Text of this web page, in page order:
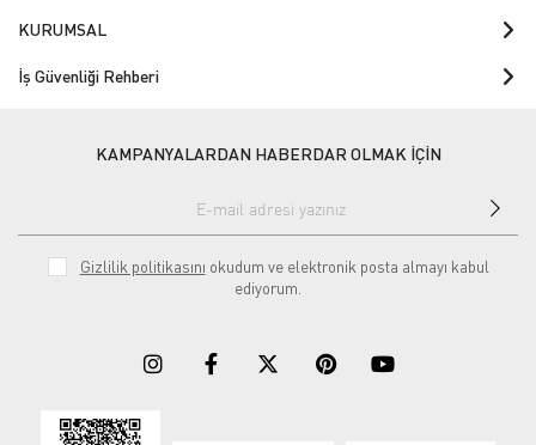
KURUMSAL
İş Güvenliği Rehberi
KAMPANYALARDAN HABERDAR OLMAK İÇİN
Gizlilik politikasını okudum ve elektronik posta almayı kabul
ediyorum.